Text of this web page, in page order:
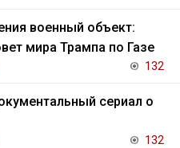
военный объект:
мира Трампа по Газе
132
сериал о
132